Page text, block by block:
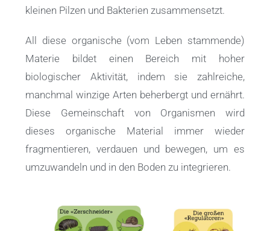
kleinen Pilzen und Bakterien zusammensetzt.
All diese organische (vom Leben stammende)
Materie bildet einen Bereich mit hoher
biologischer Aktivität, indem sie zahlreiche,
manchmal winzige Arten beherbergt und ernährt.
Diese Gemeinschaft von Organismen wird
dieses organische Material immer wieder
fragmentieren, verdauen und bewegen, um es
umzuwandeln und in den Boden zu integrieren.